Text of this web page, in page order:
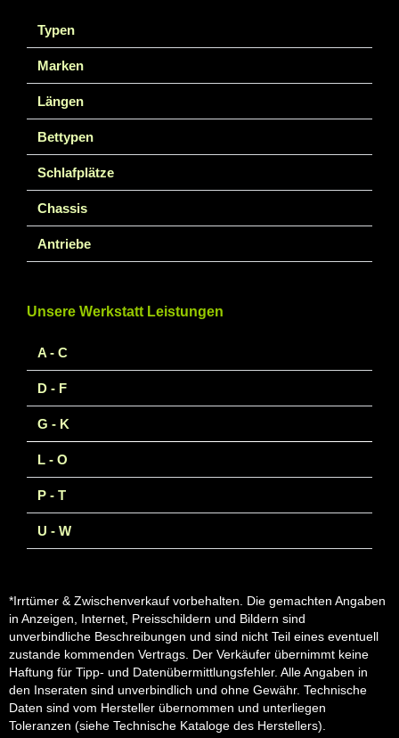
Typen
Marken
Längen
Bettypen
Schlafplätze
Chassis
Antriebe
Unsere Werkstatt Leistungen
A - C
D - F
G - K
L - O
P - T
U - W
*Irrtümer & Zwischenverkauf vorbehalten. Die gemachten Angaben
in Anzeigen, Internet, Preisschildern und Bildern sind
unverbindliche Beschreibungen und sind nicht Teil eines eventuell
zustande kommenden Vertrags. Der Verkäufer übernimmt keine
Haftung für Tipp- und Datenübermittlungsfehler. Alle Angaben in
den Inseraten sind unverbindlich und ohne Gewähr. Technische
Daten sind vom Hersteller übernommen und unterliegen
Toleranzen (siehe Technische Kataloge des Herstellers).